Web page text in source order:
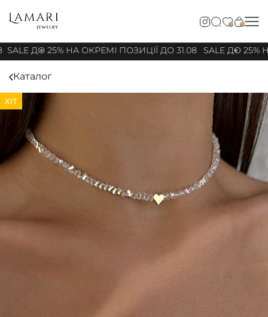
0 0
SALE ДО 25% НА ОКРЕМІ ПОЗИЦІЇ ДО 31.08 SALE ДО 25%
Каталог
ХІТ